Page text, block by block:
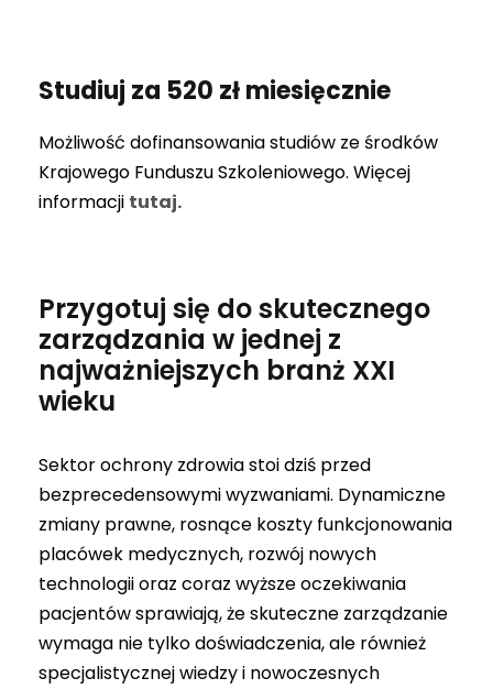
Studiuj za 520 zł miesięcznie
Możliwość dofinansowania studiów ze środków
Krajowego Funduszu Szkoleniowego. Więcej
informacji tutaj.
Przygotuj się do skutecznego
zarządzania w jednej z
najważniejszych branż XXI
wieku
Sektor ochrony zdrowia stoi dziś przed
bezprecedensowymi wyzwaniami. Dynamiczne
zmiany prawne, rosnące koszty funkcjonowania
placówek medycznych, rozwój nowych
technologii oraz coraz wyższe oczekiwania
pacjentów sprawiają, że skuteczne zarządzanie
wymaga nie tylko doświadczenia, ale również
specjalistycznej wiedzy i nowoczesnych